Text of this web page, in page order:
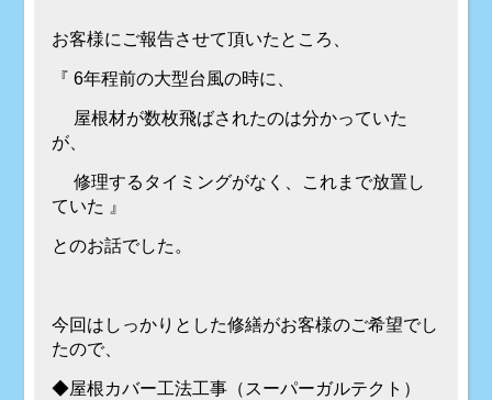
お客様にご報告させて頂いたところ、
『 6年程前の大型台風の時に、
屋根材が数枚飛ばされたのは分かっていた
が、
修理するタイミングがなく、これまで放置し
ていた 』
とのお話でした。
今回はしっかりとした修繕がお客様のご希望でし
たので、
◆屋根カバー工法工事（スーパーガルテクト）